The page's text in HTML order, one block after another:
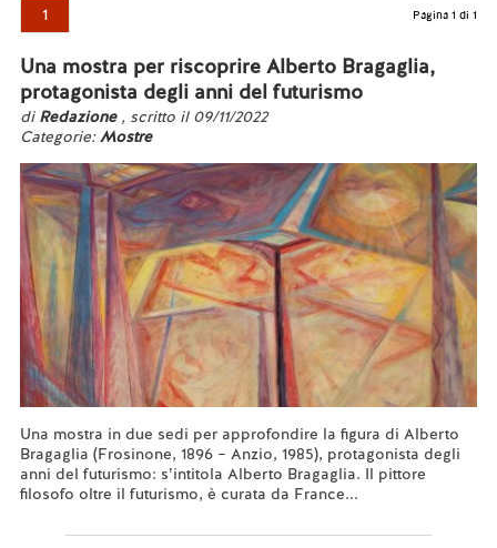
1 Pagina 1 di 1
Una mostra per riscoprire Alberto Bragaglia,
protagonista degli anni del futurismo
di Redazione , scritto il 09/11/2022
Categorie:Mostre
Una mostra in due sedi per approfondire la figura di Alberto
Bragaglia (Frosinone, 1896 – Anzio, 1985), protagonista degli
anni del futurismo: s’intitola Alberto Bragaglia. Il pittore
filosofo oltre il futurismo, è curata da France...